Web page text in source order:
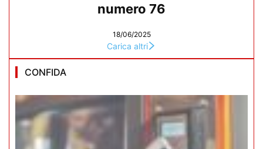
numero 76
18/06/2025
Carica altri
CONFIDA